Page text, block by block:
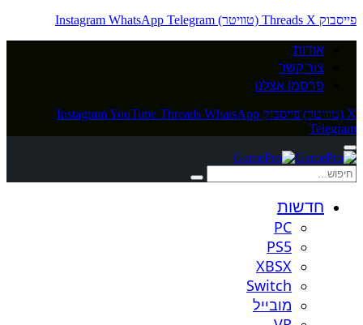
פייסבוק
Threads X (טוויטר) Instagram WhatsApp Telegram
אודות
צור קשר
פרסמו אצלנו
X (טוויטר) פייסבוק InstagramYouTube Threads WhatsApp
Telegram
חדשות
PC
PS5
XBSX
Switch
מובייל